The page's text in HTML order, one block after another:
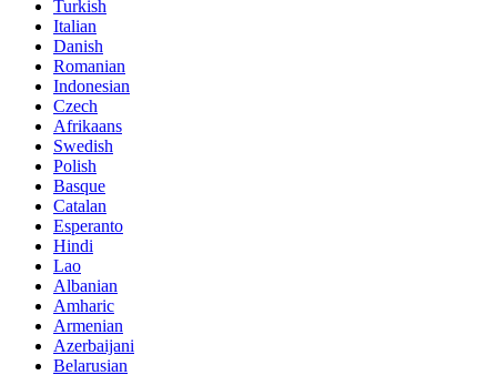
Turkish
Italian
Danish
Romanian
Indonesian
Czech
Afrikaans
Swedish
Polish
Basque
Catalan
Esperanto
Hindi
Lao
Albanian
Amharic
Armenian
Azerbaijani
Belarusian